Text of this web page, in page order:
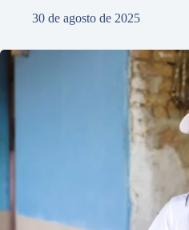
30 de agosto de 2025